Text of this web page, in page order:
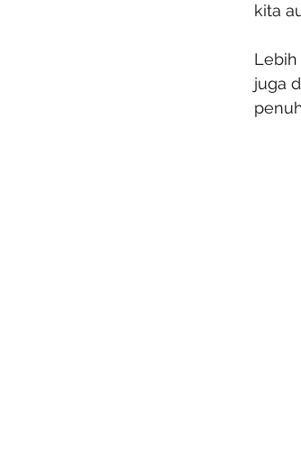
kita
Lebih
juga